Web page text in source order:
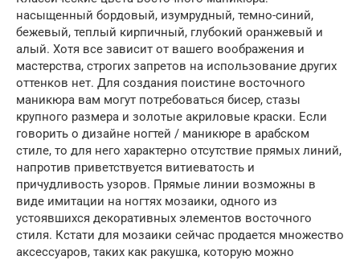
насыщенный бордовый, изумрудный, темно-синий,
бежевый, теплый кирпичный, глубокий оранжевый и
алый. Хотя все зависит от вашего воображения и
мастерства, строгих запретов на использование других
оттенков нет. Для создания поистине восточного
маникюра вам могут потребоваться бисер, стазы
крупного размера и золотые акриловые краски. Если
говорить о дизайне ногтей / маникюре в арабском
стиле, то для него характерно отсутствие прямых линий,
напротив приветствуется витиеватость и
причудливость узоров. Прямые линии возможны в
виде имитации на ногтях мозаики, одного из
устоявшихся декоративных элементов восточного
стиля. Кстати для мозаики сейчас продается множество
аксессуаров, таких как ракушка, которую можно